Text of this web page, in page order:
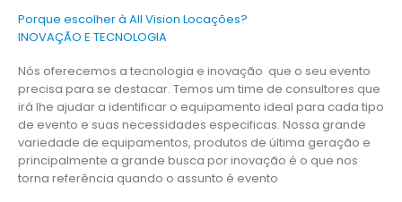
Porque escolher à All Vision Locações?
INOVAÇÃO E TECNOLOGIA
Nós oferecemos a tecnologia e inovação que o seu evento
precisa para se destacar. Temos um time de consultores que
irá lhe ajudar a identificar o equipamento ideal para cada tipo
de evento e suas necessidades especificas. Nossa grande
variedade de equipamentos, produtos de última geração e
principalmente a grande busca por inovação é o que nos
torna referência quando o assunto é evento